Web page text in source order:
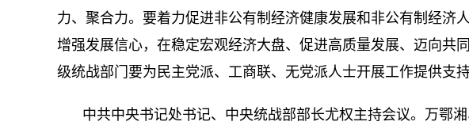
力、聚合力。要着力促进非公有制经济健康发展和非公有制经济
增强发展信心，在稳定宏观经济大盘、促进高质量发展、迈向共
级统战部门要为民主党派、工商联、无党派人士开展工作提供支持
中共中央书记处书记、中央统战部部长尤权主持会议。万鄂